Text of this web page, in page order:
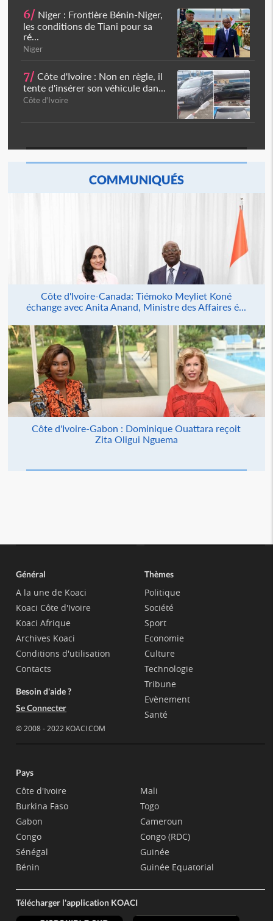
6/ Niger : Frontière Bénin-Niger,
les conditions de Tiani pour sa
ré...
Niger
7/ Côte d'Ivoire : Non en règle, il
tente d'insérer son véhicule dan...
Côte d'Ivoire
COMMUNIQUÉS
Côte d'Ivoire-Canada: Tiémoko Meyliet Koné
échange avec Anita Anand, Ministre des Affaires é...
Côte d'Ivoire-Gabon : Dominique Ouattara reçoit
Zita Oligui Nguema
Général
A la une de Koaci
Koaci Côte d'Ivoire
Koaci Afrique
Archives Koaci
Conditions d'utilisation
Contacts
Besoin d'aide ?
Se Connecter
© 2008 - 2022 KOACI.COM
Thèmes
Politique
Société
Sport
Economie
Culture
Technologie
Tribune
Evènement
Santé
Pays
Côte d'Ivoire
Burkina Faso
Gabon
Congo
Sénégal
Bénin
Mali
Togo
Cameroun
Congo (RDC)
Guinée
Guinée Equatorial
Télécharger l'application KOACI